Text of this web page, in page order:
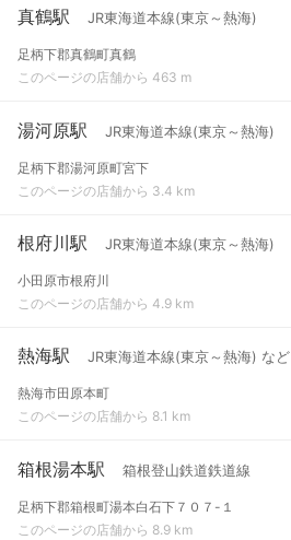
真鶴駅 JR東海道本線(東京～熱海)
足柄下郡真鶴町真鶴
このページの店舗から 463 m
湯河原駅 JR東海道本線(東京～熱海)
足柄下郡湯河原町宮下
このページの店舗から 3.4 km
根府川駅 JR東海道本線(東京～熱海)
小田原市根府川
このページの店舗から 4.9 km
熱海駅 JR東海道本線(東京～熱海) など
熱海市田原本町
このページの店舗から 8.1 km
箱根湯本駅 箱根登山鉄道鉄道線
足柄下郡箱根町湯本白石下７０７-１
このページの店舗から 8.9 km